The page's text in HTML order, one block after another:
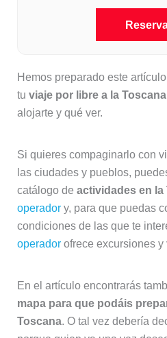
Hemos preparado este
tu viaje por libre a la Toscana
alojarte y qué ver.
Si quieres compaginarlo con
las ciudades y pueblos,
catálogo de actividades en la
operadory, para que puedas
condiciones de las que te
operadorofrece excursiones y
En el artículo encontrarás
mapa para que podáis
Toscana. O tal vez debería